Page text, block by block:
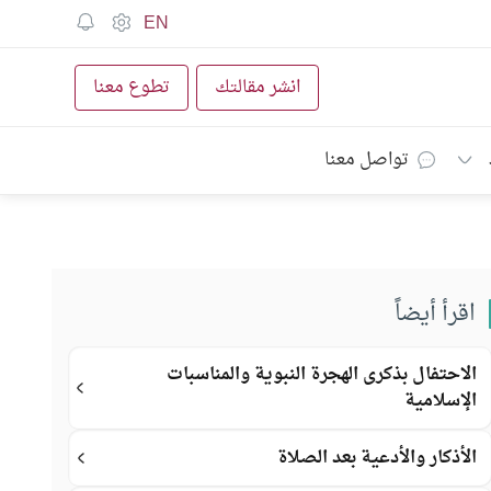
EN
انشر مقالتك تطوع معنا
تواصل معنا
اقرأ أيضاً
الاحتفال بذكرى الهجرة النبوية والمناسبات
الإسلامية
الأذكار والأدعية بعد الصلاة